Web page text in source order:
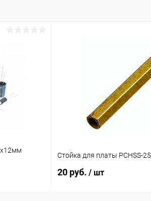
Стойка для платы PCHSS-25
20 руб. / шт